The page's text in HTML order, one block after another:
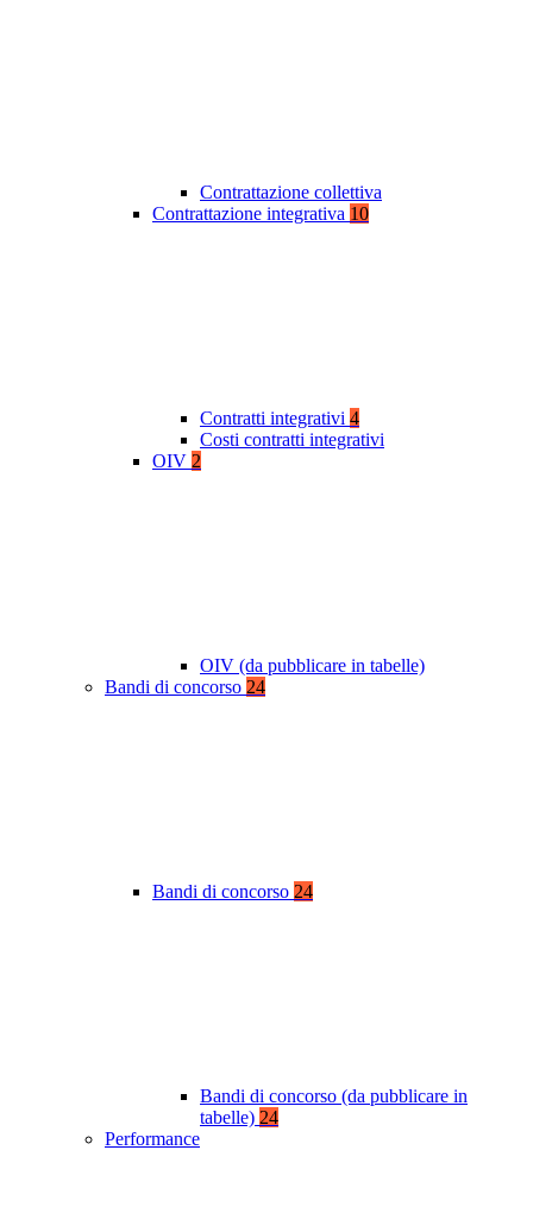
Contrattazione collettiva
Contrattazione integrativa 10
Contratti integrativi 4
Costi contratti integrativi
OIV 2
OIV (da pubblicare in tabelle)
Bandi di concorso 24
Bandi di concorso 24
Bandi di concorso (da pubblicare in
tabelle) 24
Performance